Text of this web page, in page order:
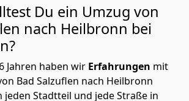
Du ein Umzug von
nach Heilbronn bei
Jahren haben wir Erfahrungen mit
Bad Salzuflen nach Heilbronn
jeden Stadtteil und jede Straße in